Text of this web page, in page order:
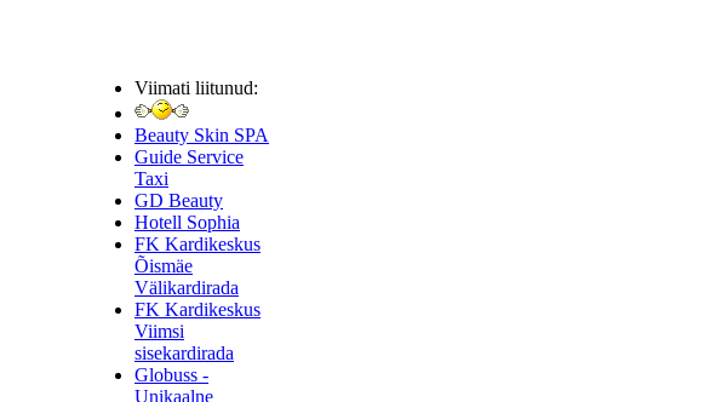
Viimati liitunud:
Beauty Skin SPA
Guide Service
Taxi
GD Beauty
Hotell Sophia
FK Kardikeskus
Õismäe
Välikardirada
FK Kardikeskus
Viimsi
sisekardirada
Globuss -
Unikaalne